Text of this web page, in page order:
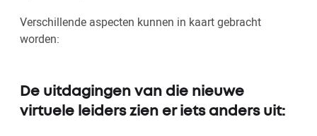
Verschillende aspecten kunnen in kaart gebracht
worden:
De uitdagingen van die nieuwe
virtuele leiders zien er iets anders uit: